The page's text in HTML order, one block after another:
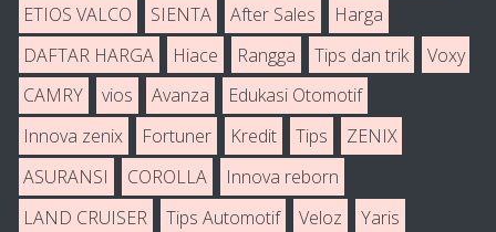
ETIOS VALCO
SIENTA After Sales
Harga
DAFTAR HARGA
Hiace Rangga Tips dan trik
Voxy
CAMRY
vios Avanza
Edukasi Otomotif
Innova zenix
Fortuner Kredit Tips
ZENIX
ASURANSI
COROLLA
Innova reborn
LAND CRUISER
Tips Automotif Veloz
Yaris